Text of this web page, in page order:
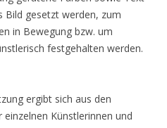
Bild gesetzt werden, zum
in Bewegung bzw. um
festgehalten werden.
ergibt sich aus den
Künstlerinnen und